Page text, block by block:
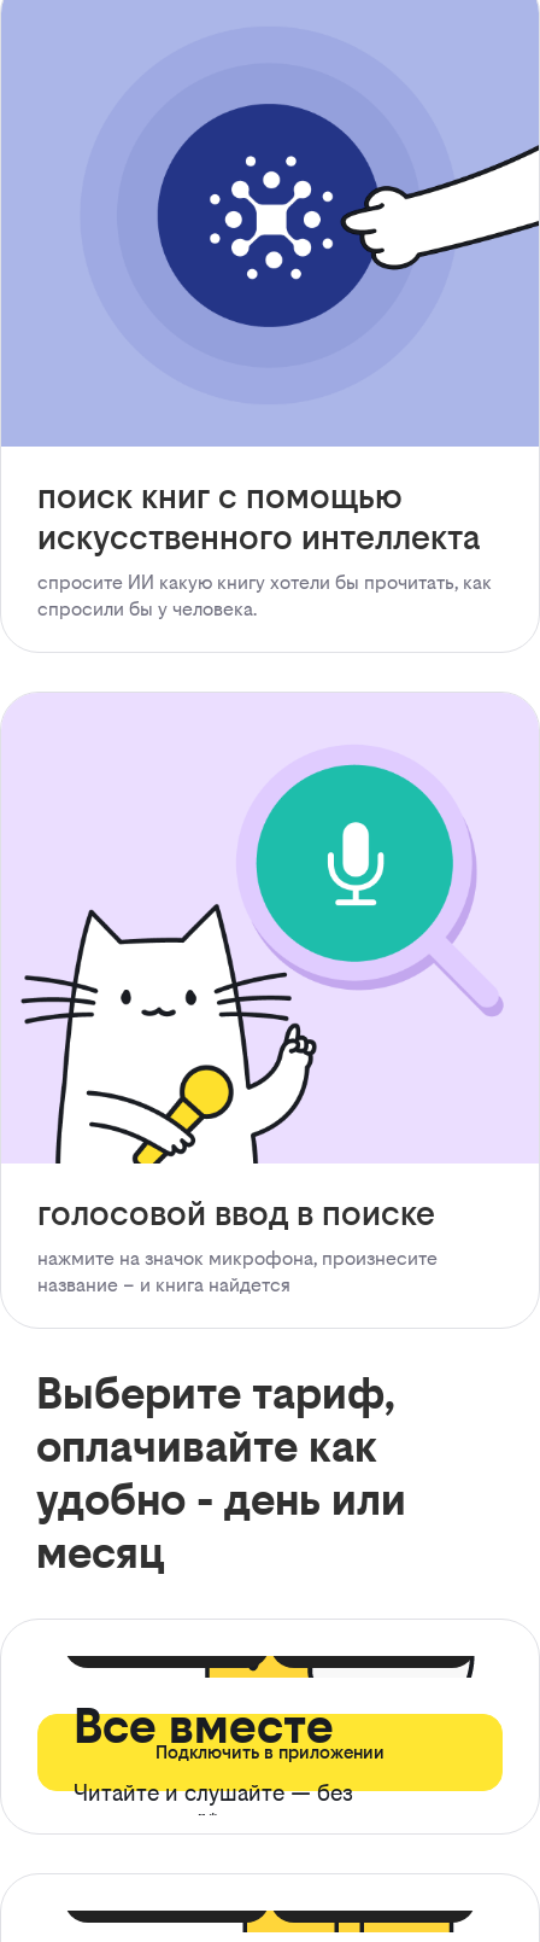
поиск книг с помощью
искусственного интеллекта
спросите ИИ какую книгу хотели бы прочитать, как
спросили бы у человека.
голосовой ввод в поиске
нажмите на значок микрофона, произнесите
название – и книга найдется
Выберите тариф,
оплачивайте как
удобно - день или
месяц
Все вместе
Читайте и слушайте — без
ограничений*
Подключить в приложении